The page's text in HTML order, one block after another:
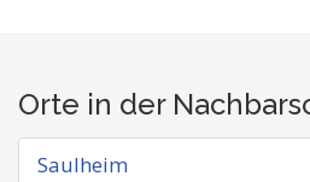
Orte in der
Saulheim